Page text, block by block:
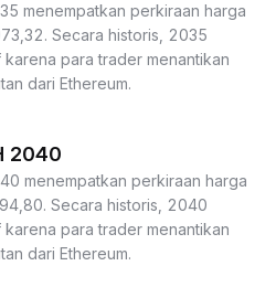
menempatkan perkiraan harga
Secara historis, 2035
para trader menantikan
dari Ethereum.
2040
menempatkan perkiraan harga
Secara historis, 2040
para trader menantikan
dari Ethereum.